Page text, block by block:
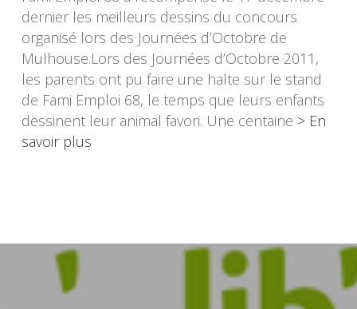
dernier les meilleurs dessins du concours
organisé lors des Journées d’Octobre de
Mulhouse.Lors des Journées d’Octobre 2011,
les parents ont pu faire une halte sur le stand
de Fami Emploi 68, le temps que leurs enfants
dessinent leur animal favori. Une centaine > En
savoir plus